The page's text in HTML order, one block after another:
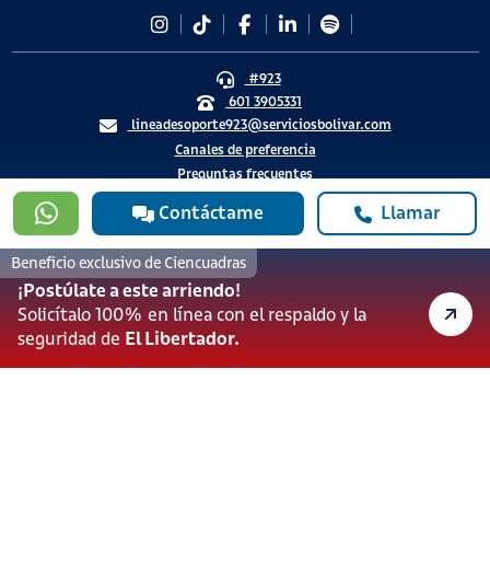
Contáctame Llamar
Beneficio exclusivo de Ciencuadras
¡Postúlate a este arriendo!
Solicítalo 100% en línea con el respaldo y la
seguridad de El Libertador.
#923
601 3905331
lineadesoporte923@serviciosbolivar.com
Canales de preferencia
Preguntas frecuentes
Políticas de Cookies
Términos y Condiciones
Política de Tratamiento de Datos Personales
Vigilado Superintendencia de Industria y Comercio (SIC)
Ciencuadras 2026 © - Servicios Bolívar S.A. NIT: